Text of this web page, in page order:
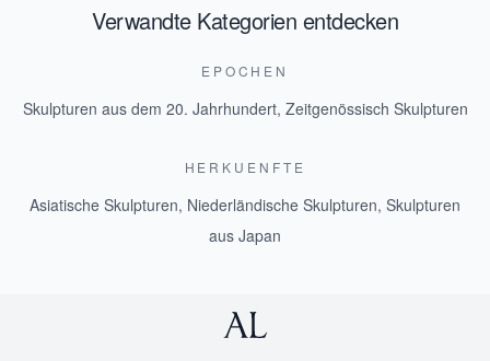
Verwandte Kategorien entdecken
EPOCHEN
Skulpturen aus dem 20. Jahrhundert, Zeitgenössisch Skulpturen
HERKUENFTE
Asiatische Skulpturen, Niederländische Skulpturen, Skulpturen
aus Japan